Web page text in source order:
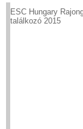
ESC Hungary
találkozó 2015